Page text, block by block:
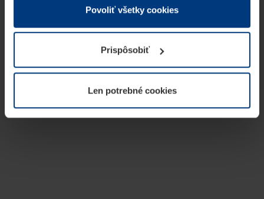
Z právneho hľadiska môžeme cookies ukladať na Vašom
prevádzku tejto stránky. Pre všetky ostatné typy cookie
potrebujeme Vaše povolenie. Vaše povolenie môžete
kedykoľvek zmeniť alebo odvolať vo vysvetlení cookie
našej webovej stránky.
Povoliť všetky cookies
Prispôsobiť
Len potrebné cookies